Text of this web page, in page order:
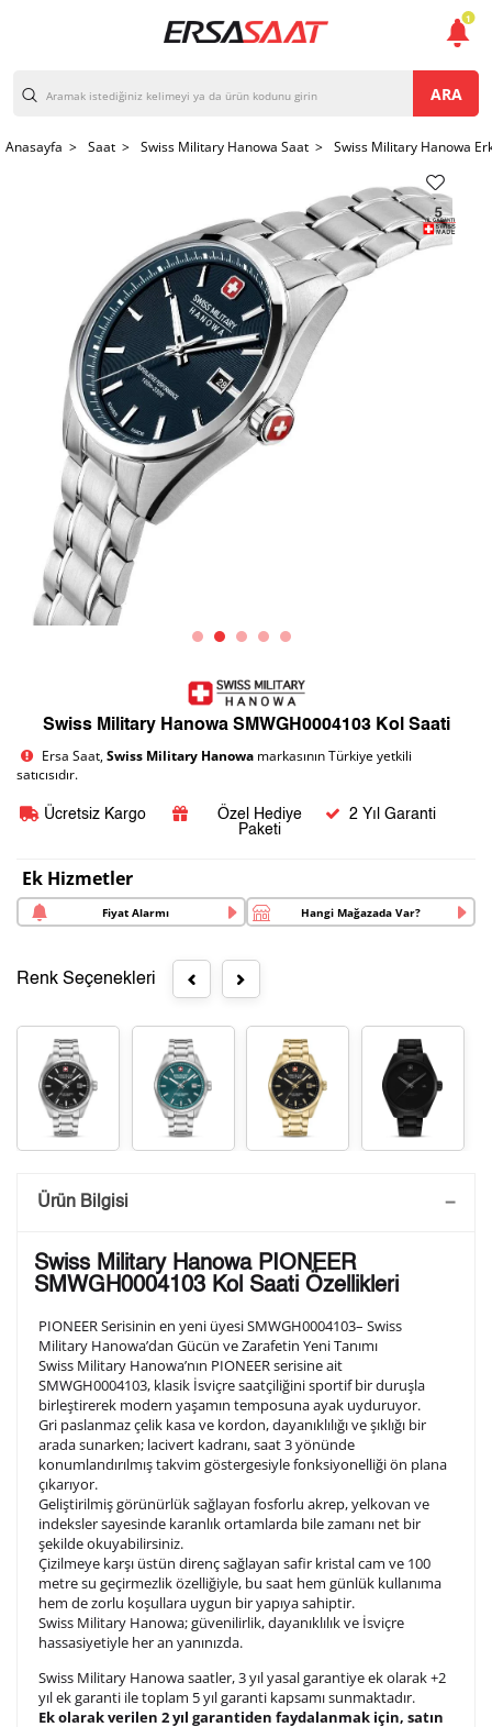
ARA
Anasayfa > Saat > Swiss Military Hanowa Saat > Swiss Military Hanowa
Swiss Military Hanowa SMWGH0004103 Kol Saati
Ersa Saat,Swiss Military Hanowa markasının Türkiye yetkili
satıcısıdır.
Ücretsiz Kargo
Özel Hediye
Paketi
2 Yıl Garanti
Ek Hizmetler
Fiyat Alarmı Hangi Mağazada Var?
Renk Seçenekleri
Saatini Kişiselleştir
arka kapağına gravür tekniği ile formda belirtmiş
olduğunuz şekilde işlenecektir.
1. Satır
10 / 10
2. Satır
10 / 10
3. Satır
10 / 10
Lütfen font seçiniz
Ön İzleme Kişiselleştir
Kişiselleştirilmiş ürünlerin teslim süresi gravür işleme
Ürün Bilgisi
Swiss Military Hanowa PIONEER
SMWGH0004103 Kol Saati Özellikleri
PIONEER Serisinin en yeni üyesi SMWGH0004103– Swiss
Military Hanowa’dan Gücün ve Zarafetin Yeni Tanımı
Swiss Military Hanowa’nın PIONEER serisine ait
SMWGH0004103, klasik İsviçre saatçiliğini sportif bir duruşla
birleştirerek modern yaşamın temposuna ayak uyduruyor.
Gri paslanmaz çelik kasa ve kordon, dayanıklılığı ve şıklığı bir
arada sunarken; lacivert kadranı, saat 3 yönünde
konumlandırılmış takvim göstergesiyle fonksiyonelliği ön plana
çıkarıyor.
Geliştirilmiş görünürlük sağlayan fosforlu akrep, yelkovan ve
indeksler sayesinde karanlık ortamlarda bile zamanı net bir
şekilde okuyabilirsiniz.
Çizilmeye karşı üstün direnç sağlayan safir kristal cam ve 100
metre su geçirmezlik özelliğiyle, bu saat hem günlük kullanıma
hem de zorlu koşullara uygun bir yapıya sahiptir.
Swiss Military Hanowa; güvenilirlik, dayanıklılık ve İsviçre
hassasiyetiyle her an yanınızda.
Swiss Military Hanowa saatler, 3 yıl yasal garantiye ek olarak +2
yıl ek garanti ile toplam 5 yıl garanti kapsamı sunmaktadır.
Ek olarak verilen 2 yıl garantiden faydalanmak için, satın
1